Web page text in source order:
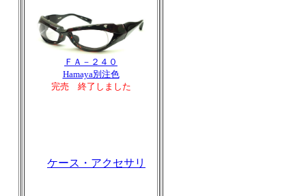
ＦＡ－２４０
Hamaya別注色
完売 終了しました
ケース・アクセサリ